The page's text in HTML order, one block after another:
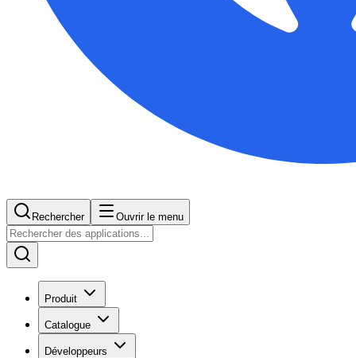
Rechercher Ouvrir le menu
Produit
Catalogue
Développeurs